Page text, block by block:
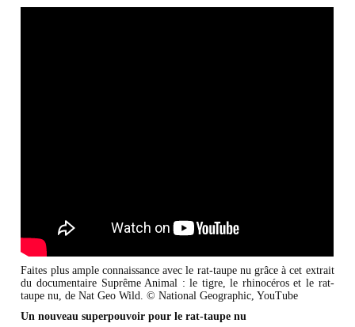
Faites plus ample connaissance avec le rat-taupe nu grâce à cet extrait
du documentaire Suprême Animal : le tigre, le rhinocéros et le rat-
taupe nu, de Nat Geo Wild. © National Geographic, YouTube
Un nouveau superpouvoir pour le rat-taupe nu